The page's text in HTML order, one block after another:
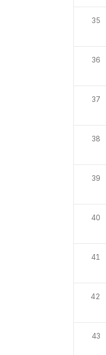
35
36
37
38
39
40
41
42
43